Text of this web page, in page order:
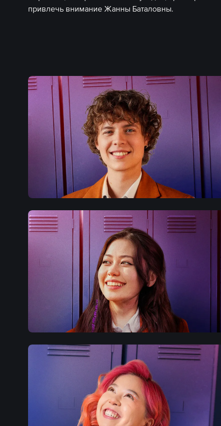
привлечь внимание Жанны Баталовны.